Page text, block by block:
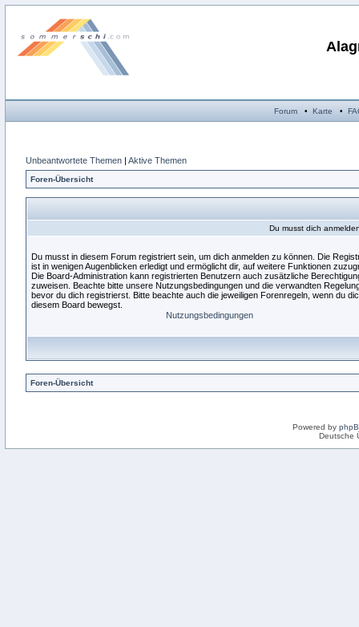
Forum• Karte •
Unbeantwortete Themen | Aktive Themen
Foren-Übersicht
Du musst dich
Du musst in diesem Forum registriert sein, um dich anmelden zu können. Die
ist in wenigen Augenblicken erledigt und ermöglicht dir, auf weitere Funktionen
Die Board-Administration kann registrierten Benutzern auch zusätzliche
zuweisen. Beachte bitte unsere Nutzungsbedingungen und die verwandten
bevor du dich registrierst. Bitte beachte auch die jeweiligen Forenregeln, wenn du
diesem Board bewegst.
Nutzungsbedingungen
Foren-Übersicht
Powered by
Deutsche